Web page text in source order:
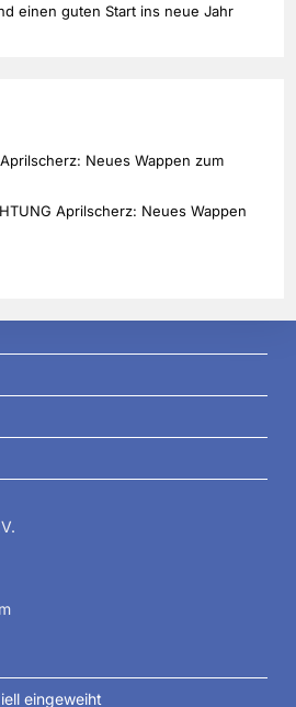
einen guten Start ins neue Jahr
Neues Wappen zum
Aprilscherz: Neues Wappen
eingeweiht